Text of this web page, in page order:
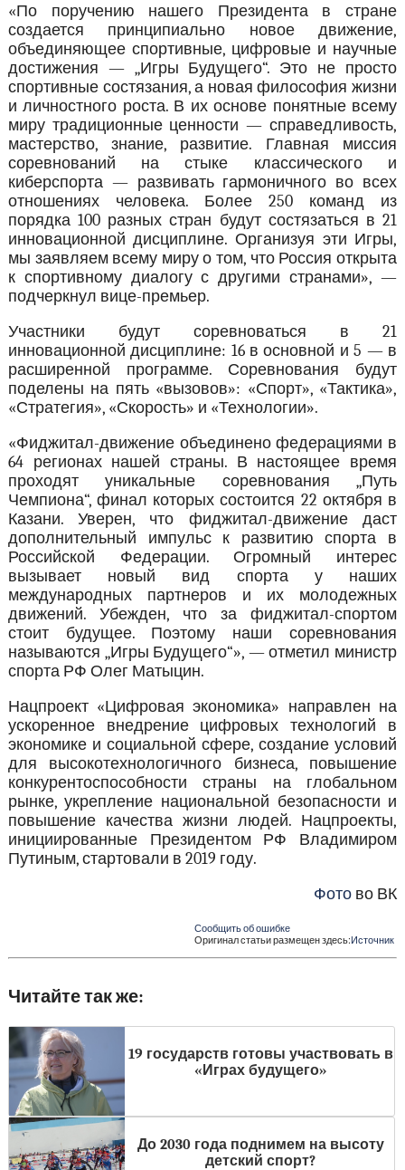
«По поручению нашего Президента в стране
создается принципиально новое движение,
объединяющее спортивные, цифровые и научные
достижения — „Игры Будущего“. Это не просто
спортивные состязания, а новая философия жизни
и личностного роста. В их основе понятные всему
миру традиционные ценности — справедливость,
мастерство, знание, развитие. Главная миссия
соревнований на стыке классического и
киберспорта — развивать гармоничного во всех
отношениях человека. Более 250 команд из
порядка 100 разных стран будут состязаться в 21
инновационной дисциплине. Организуя эти Игры,
мы заявляем всему миру о том, что Россия открыта
к спортивному диалогу с другими странами», —
подчеркнул вице-премьер.
Участники будут соревноваться в 21
инновационной дисциплине: 16 в основной и 5 — в
расширенной программе. Соревнования будут
поделены на пять «вызовов»: «Спорт», «Тактика»,
«Стратегия», «Скорость» и «Технологии».
«Фиджитал-движение объединено федерациями в
64 регионах нашей страны. В настоящее время
проходят уникальные соревнования „Путь
Чемпиона“, финал которых состоится 22 октября в
Казани. Уверен, что фиджитал-движение даст
дополнительный импульс к развитию спорта в
Российской Федерации. Огромный интерес
вызывает новый вид спорта у наших
международных партнеров и их молодежных
движений. Убежден, что за фиджитал-спортом
стоит будущее. Поэтому наши соревнования
называются „Игры Будущего“», — отметил министр
спорта РФ Олег Матыцин.
Нацпроект «Цифровая экономика» направлен на
ускоренное внедрение цифровых технологий в
экономике и социальной сфере, создание условий
для высокотехнологичного бизнеса, повышение
конкурентоспособности страны на глобальном
рынке, укрепление национальной безопасности и
повышение качества жизни людей. Нацпроекты,
инициированные Президентом РФ Владимиром
Путиным, стартовали в 2019 году.
Фото во ВК
Сообщить об ошибке
Оригинал статьи размещен здесь:Источник
Читайте так же:
19 государств готовы участвовать в
«Играх будущего»
До 2030 года поднимем на высоту
детский спорт?